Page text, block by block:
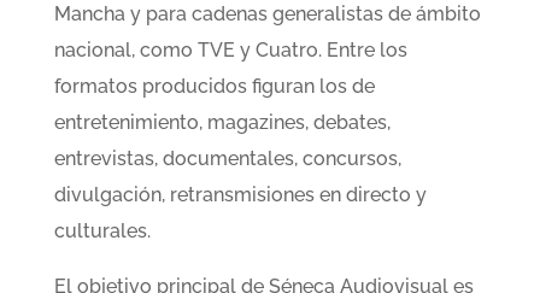
Mancha y para cadenas generalistas de ámbito
nacional, como TVE y Cuatro. Entre los
formatos producidos figuran los de
entretenimiento, magazines, debates,
entrevistas, documentales, concursos,
divulgación, retransmisiones en directo y
culturales.
El objetivo principal de Séneca Audiovisual es